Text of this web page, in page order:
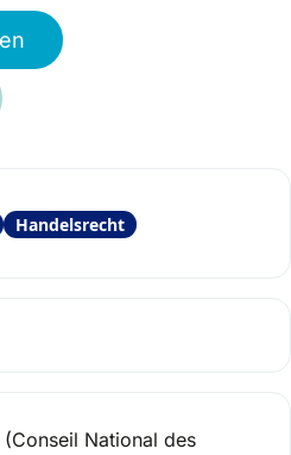
Handelsrecht
National des